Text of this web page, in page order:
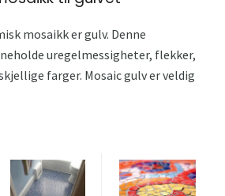
mosaikk er gulv. Denne
uregelmessigheter, flekker,
farger. Mosaic gulv er veldig